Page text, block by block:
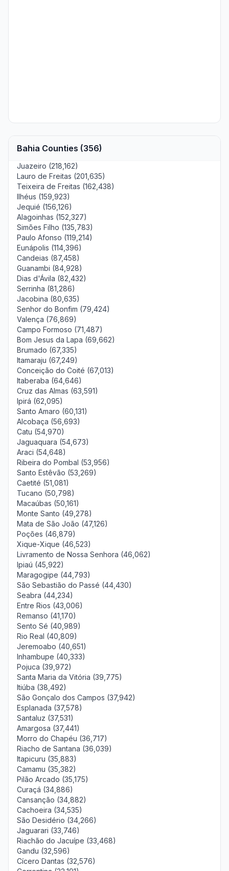
Bahia Counties (356)
Juazeiro (218,162)
Lauro de Freitas (201,635)
Teixeira de Freitas (162,438)
Ilhéus (159,923)
Jequié (156,126)
Alagoinhas (152,327)
Simões Filho (135,783)
Paulo Afonso (119,214)
Eunápolis (114,396)
Candeias (87,458)
Guanambi (84,928)
Dias d'Ávila (82,432)
Serrinha (81,286)
Jacobina (80,635)
Senhor do Bonfim (79,424)
Valença (76,869)
Campo Formoso (71,487)
Bom Jesus da Lapa (69,662)
Brumado (67,335)
Itamaraju (67,249)
Conceição do Coité (67,013)
Itaberaba (64,646)
Cruz das Almas (63,591)
Ipirá (62,095)
Santo Amaro (60,131)
Alcobaça (56,693)
Catu (54,970)
Jaguaquara (54,673)
Araci (54,648)
Ribeira do Pombal (53,956)
Santo Estêvão (53,269)
Caetité (51,081)
Tucano (50,798)
Macaúbas (50,161)
Monte Santo (49,278)
Mata de São João (47,126)
Poções (46,879)
Xique-Xique (46,523)
Livramento de Nossa Senhora (46,062)
Ipiaú (45,922)
Maragogipe (44,793)
São Sebastião do Passé (44,430)
Seabra (44,234)
Entre Rios (43,006)
Remanso (41,170)
Sento Sé (40,989)
Rio Real (40,809)
Jeremoabo (40,651)
Inhambupe (40,333)
Pojuca (39,972)
Santa Maria da Vitória (39,775)
Itiúba (38,492)
São Gonçalo dos Campos (37,942)
Esplanada (37,578)
Santaluz (37,531)
Amargosa (37,441)
Morro do Chapéu (36,717)
Riacho de Santana (36,039)
Itapicuru (35,883)
Camamu (35,382)
Pilão Arcado (35,175)
Curaçá (34,886)
Cansanção (34,882)
Cachoeira (34,535)
São Desidério (34,266)
Jaguarari (33,746)
Riachão do Jacuípe (33,468)
Gandu (32,596)
Cícero Dantas (32,576)